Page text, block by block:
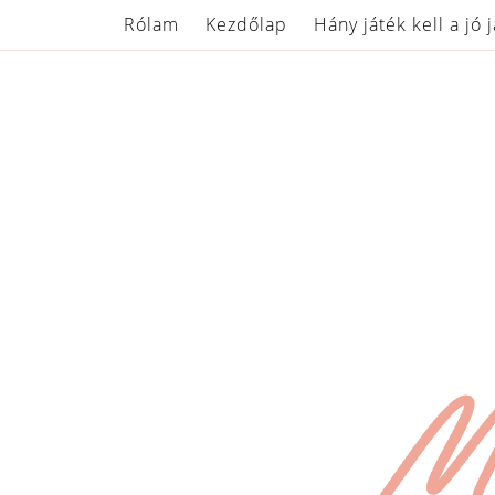
Rólam Kezdőlap Hány játék kell a jó